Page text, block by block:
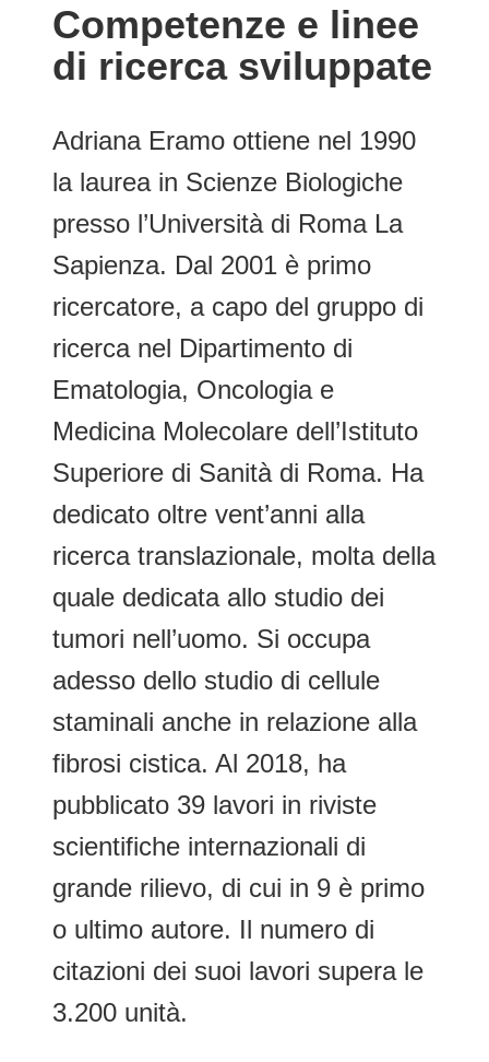
Competenze e linee
di ricerca sviluppate
Adriana Eramo ottiene nel 1990
la laurea in Scienze Biologiche
presso l’Università di Roma La
Sapienza. Dal 2001 è primo
ricercatore, a capo del gruppo di
ricerca nel Dipartimento di
Ematologia, Oncologia e
Medicina Molecolare dell’Istituto
Superiore di Sanità di Roma. Ha
dedicato oltre vent’anni alla
ricerca translazionale, molta della
quale dedicata allo studio dei
tumori nell’uomo. Si occupa
adesso dello studio di cellule
staminali anche in relazione alla
fibrosi cistica. Al 2018, ha
pubblicato 39 lavori in riviste
scientifiche internazionali di
grande rilievo, di cui in 9 è primo
o ultimo autore. Il numero di
citazioni dei suoi lavori supera le
3.200 unità.